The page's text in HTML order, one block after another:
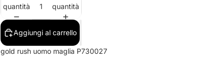
quantità
quantità
Aggiungi al carrello
gold rush uomo maglia P730027